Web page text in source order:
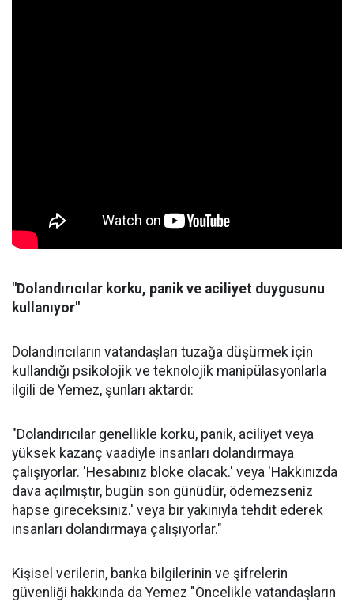
"Dolandırıcılar korku, panik ve aciliyet duygusunu
kullanıyor"
Dolandırıcıların vatandaşları tuzağa düşürmek için
kullandığı psikolojik ve teknolojik manipülasyonlarla
ilgili de Yemez, şunları aktardı:
"Dolandırıcılar genellikle korku, panik, aciliyet veya
yüksek kazanç vaadiyle insanları dolandırmaya
çalışıyorlar. 'Hesabınız bloke olacak.' veya 'Hakkınızda
dava açılmıştır, bugün son günüdür, ödemezseniz
hapse gireceksiniz.' veya bir yakınıyla tehdit ederek
insanları dolandırmaya çalışıyorlar."
Kişisel verilerin, banka bilgilerinin ve şifrelerin
güvenliği hakkında da Yemez "Öncelikle vatandaşların